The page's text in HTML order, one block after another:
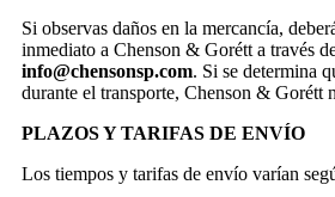
Si observas daños en la mercancía,
inmediato a Chenson & Gorétt a través
info@chensonsp.com. Si se determina
durante el transporte, Chenson & Gorétt
PLAZOS Y TARIFAS DE ENVÍO
Los tiempos y tarifas de envío varían